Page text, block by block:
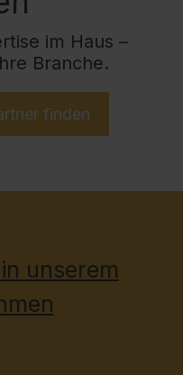
im Haus –
Branche.
finden
unserem